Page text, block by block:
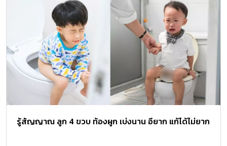
รู้สัญญาณ ลูก 4 ขวบ ท้องผูก เบ่งนาน อึยาก แก้ได้ไม่ยาก